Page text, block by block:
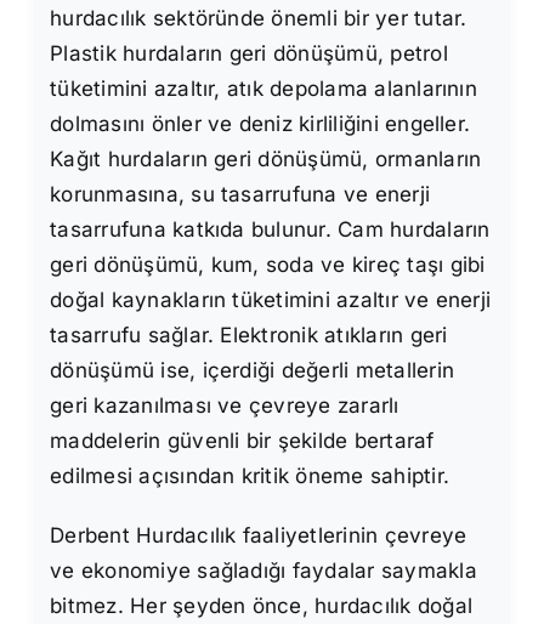
hurdacılık sektöründe önemli bir yer tutar.
Plastik hurdaların geri dönüşümü, petrol
tüketimini azaltır, atık depolama alanlarının
dolmasını önler ve deniz kirliliğini engeller.
Kağıt hurdaların geri dönüşümü, ormanların
korunmasına, su tasarrufuna ve enerji
tasarrufuna katkıda bulunur. Cam hurdaların
geri dönüşümü, kum, soda ve kireç taşı gibi
doğal kaynakların tüketimini azaltır ve enerji
tasarrufu sağlar. Elektronik atıkların geri
dönüşümü ise, içerdiği değerli metallerin
geri kazanılması ve çevreye zararlı
maddelerin güvenli bir şekilde bertaraf
edilmesi açısından kritik öneme sahiptir.
Derbent Hurdacılık faaliyetlerinin çevreye
ve ekonomiye sağladığı faydalar saymakla
bitmez. Her şeyden önce, hurdacılık doğal